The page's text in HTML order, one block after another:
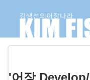
'어장